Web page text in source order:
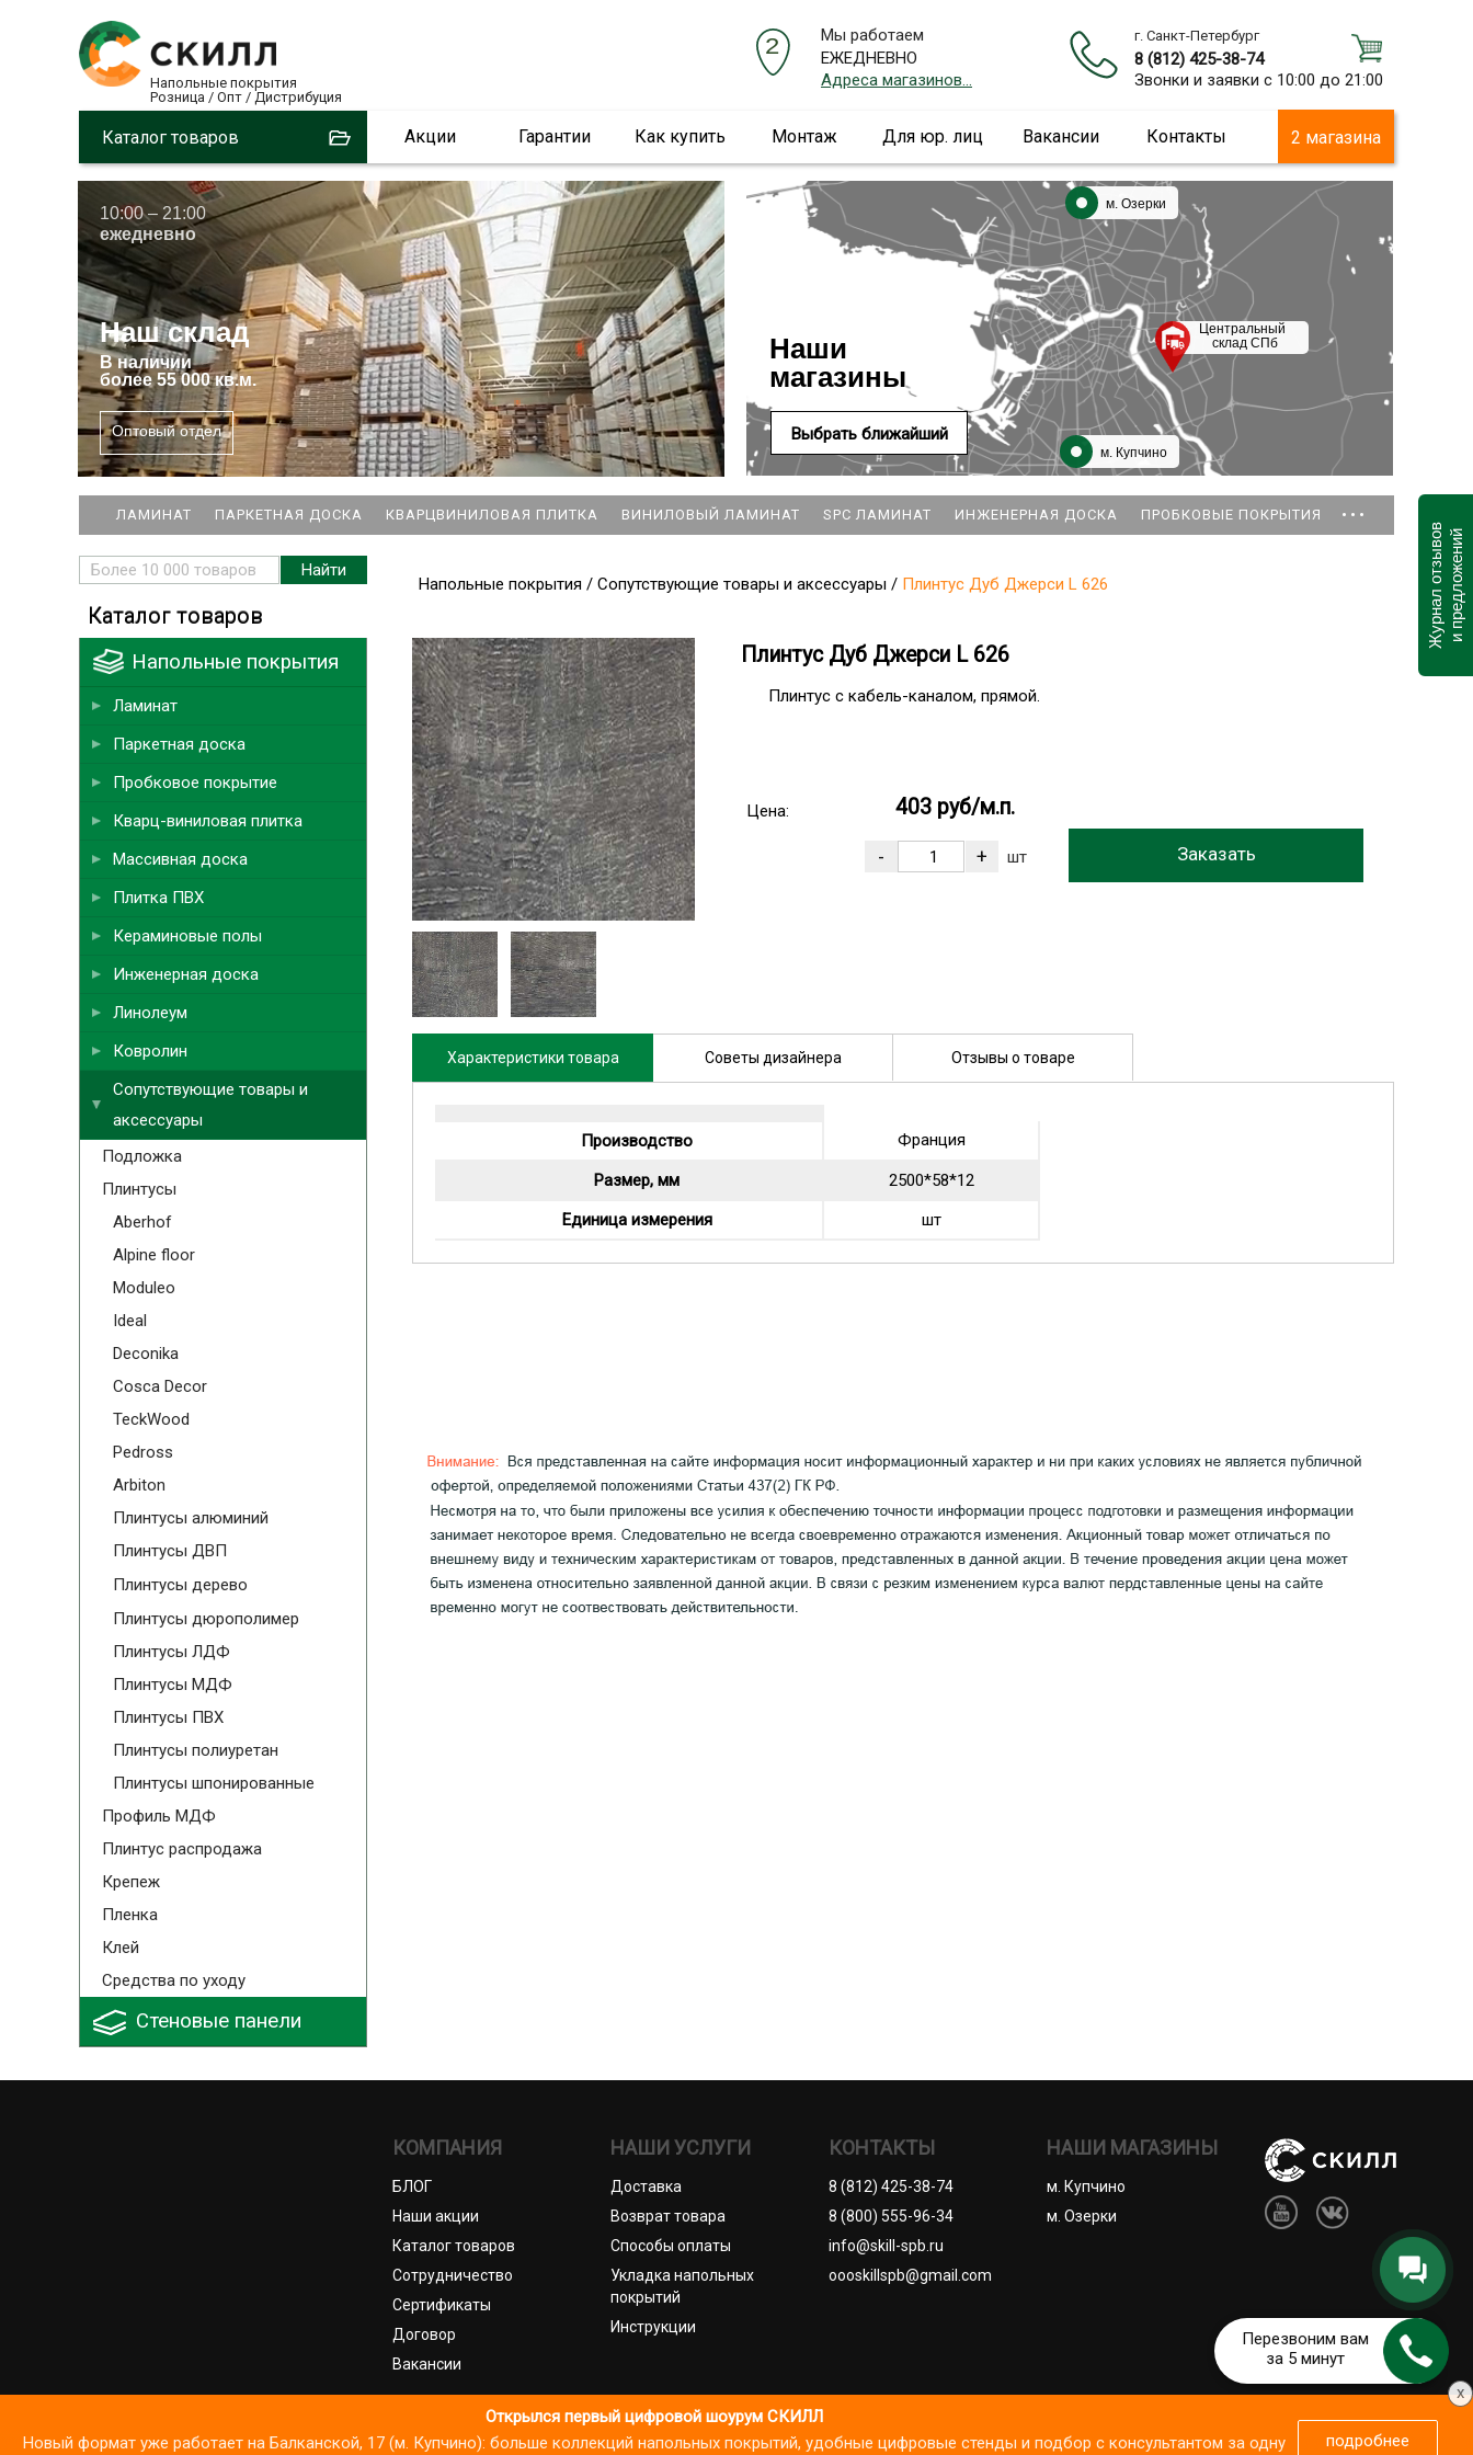
Перезвоним вам
за 5 минут
Напольные покрытия
Розница / Опт / Дистрибуция
г. Санкт-Петербург
8 (812) 425-38-74
Звонки и заявки с 10:00 до 21:00
Мы работаем
ЕЖЕДНЕВНО
Адреса магазинов...
Каталог товаров Акции Гарантии Как купить Монтаж Для юр. лиц Вакансии Контакты 2 магазина
10:00 – 21:00
ежедневно
Наш склад
Вналичии
более 55 000 кв.м.
Оптовый отдел
Наши
магазины
м. Озерки
м. Купчино
Центральный
склад СПб
Выбрать ближайший
ЛАМИНАТ ПАРКЕТНАЯ ДОСКА КВАРЦВИНИЛОВАЯ ПЛИТКА ВИНИЛОВЫЙ ЛАМИНАТ SPC ЛАМИНАТ ИНЖЕНЕРНАЯ ДОСКА ПРОБКОВЫЕ ПОКРЫТИЯ ...
Напольные покрытия / Сопутствующие товары и аксессуары / Плинтус Дуб Джерси L 626
Плинтус Дуб Джерси L 626
Плинтус с кабель-каналом, прямой.
Цена: 403 руб/м.п.
шт
Характеристики товара Советы дизайнера Отзывы о товаре
Производство Франция
Размер, мм
2500*58*12
Единица измерения
шт
Каталог товаров
Напольные покрытия
Ламинат
Паркетная доска
Пробковое покрытие
Кварц-виниловая плитка
Массивная доска
Плитка ПВХ
Кераминовые полы
Инженерная доска
Линолеум
Ковролин
Сопутствующие товары и
аксессуары
Подложка
Плинтусы
Aberhof
Alpine floor
Moduleo
Ideal
Deconika
Cosca Decor
TeckWood
Pedross
Arbiton
Плинтусы алюминий
Плинтусы ДВП
Плинтусы дерево
Плинтусы дюрополимер
Плинтусы ЛДФ
Плинтусы МДФ
Плинтусы ПВХ
Плинтусы полиуретан
Плинтусы шпонированные
Профиль МДФ
Плинтус распродажа
Крепеж
Пленка
Клей
Средства по уходу
Стеновые панели
КОМПАНИЯ
БЛОГ
Наши акции
Каталог товаров
Сотрудничество
Сертификаты
Договор
Вакансии
НАШИ УСЛУГИ
Доставка
Возврат товара
Способы оплаты
Укладка напольных
покрытий
Инструкции
КОНТАКТЫ
8 (812) 425-38-74
8 (800) 555-96-34
info@skill-spb.ru
oooskillspb@gmail.com
НАШИ МАГАЗИНЫ
м. Купчино
м. Озерки
© ИП Коновалов Д.А., ОГРНИП 325784700361023. Все права защищены.
Журнал отзывови предложений
Мы используем файлы cookie для корректной работы Сайта, аналитики посещаемости и улучшения сервиса. Продолжая пользоваться сайтом https://skill-spb.ru, вы соглашаетесь с
Открылся первый цифровой шоурум СКИЛЛ
Новый формат уже работает на Балканской, 17 (м. Купчино): больше коллекций напольных покрытий, удобные цифровые стенды и подбор с консультантом за одну
подробнее
x